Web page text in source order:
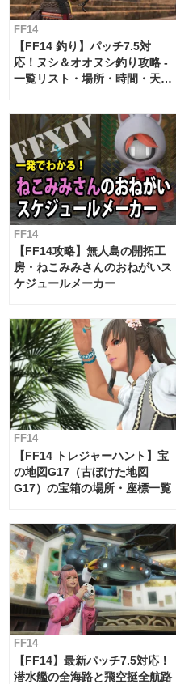
FF14
【FF14 釣り】パッチ7.5対
応！ヌシ＆オオヌシ釣り攻略 -
一覧リスト・場所・時間・天
FF14
【FF14攻略】無人島の開拓工
房・ねこみみさんのおねがいス
ケジュールメーカー
FF14
【FF14 トレジャーハント】宝
の地図G17（古ぼけた地図
G17）の宝箱の場所・座標一覧
FF14
【FF14】最新パッチ7.5対応！
潜水艦の全海路と飛空挺全航路